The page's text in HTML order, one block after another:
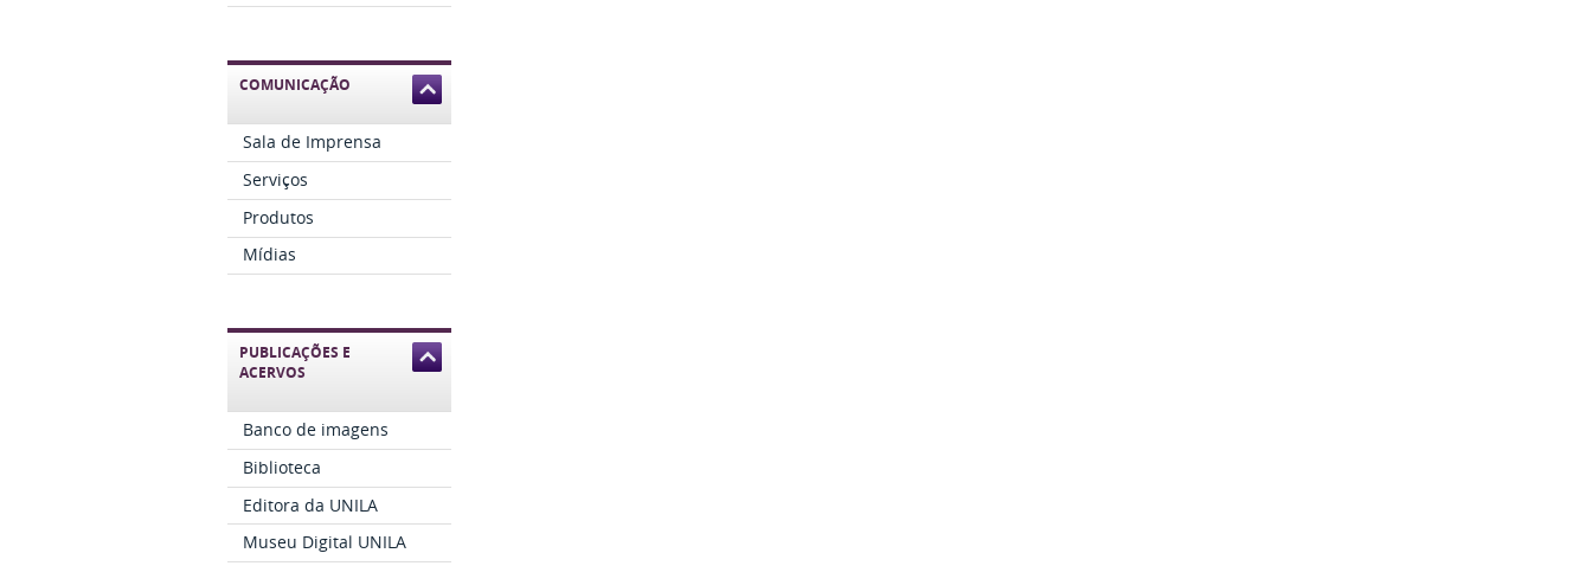
COMUNICAÇÃO
Sala de Imprensa
Serviços
Produtos
Mídias
PUBLICAÇÕES E
ACERVOS
Banco de imagens
Biblioteca
Editora da UNILA
Museu Digital UNILA